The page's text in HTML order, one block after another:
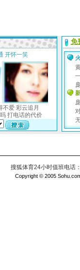
搜狐体育24小时值班电话
Copyright © 2005